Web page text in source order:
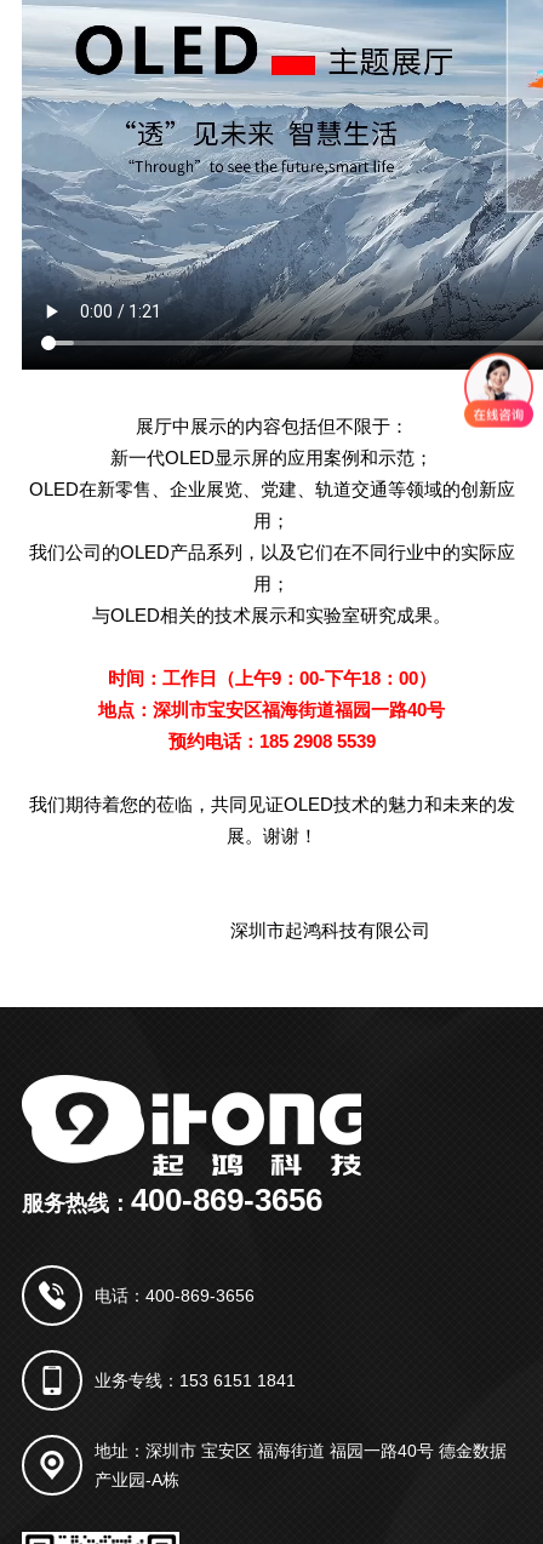
展厅中展示的内容包括但不限于：
新一代OLED显示屏的应用案例和示范；
OLED在新零售、企业展览、党建、轨道交通等领域的创新应
用；
我们公司的OLED产品系列，以及它们在不同行业中的实际应
用；
与OLED相关的技术展示和实验室研究成果。
时间：工作日（上午9：00-下午18：00）
地点：深圳市宝安区福海街道福园一路40号
预约电话：185 2908 5539
我们期待着您的莅临，共同见证OLED技术的魅力和未来的发
展。谢谢！
深圳市起鸿科技有限公司
服务热线： 400-869-3656
电话：400-869-3656
业务专线：153 6151 1841
地址：深圳市 宝安区 福海街道 福园一路40号 德金数据
产业园-A栋